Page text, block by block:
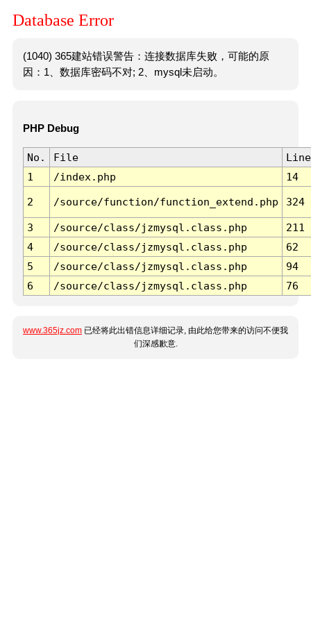
Database Error
(1040) 365建站错误警告：连接数据库失败，可能的原
因：1、数据库密码不对; 2、mysql未启动。
PHP Debug
No. File
Line
1
/index.php 14
2 /source/function/function_extend.php 324
3 /source/class/jzmysql.class.php
211
4
/source/class/jzmysql.class.php
62
5
/source/class/jzmysql.class.php
94
6
/source/class/jzmysql.class.php 76
www.365jz.com 已经将此出错信息详细记录, 由此给您带来的访问不便我
们深感歉意.